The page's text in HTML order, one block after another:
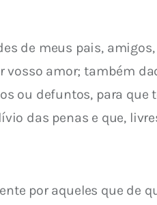
de meus pais,
vosso amor; também
ou defuntos, para que
das penas e que,
por aqueles que de